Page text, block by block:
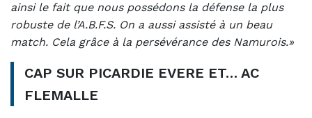
ainsi le fait que nous possédons la défense la plus
robuste de l’A.B.F.S. On a aussi assisté à un beau
match. Cela grâce à la persévérance des Namurois.»
CAP SUR PICARDIE EVERE ET… AC
FLEMALLE